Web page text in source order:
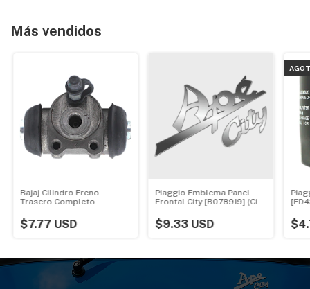
Más vendidos
Bajaj Cilindro Freno
Trasero Completo
$7.77 USD
Piaggio Emblema Panel
Frontal City [B078919] (City
$9.33 USD